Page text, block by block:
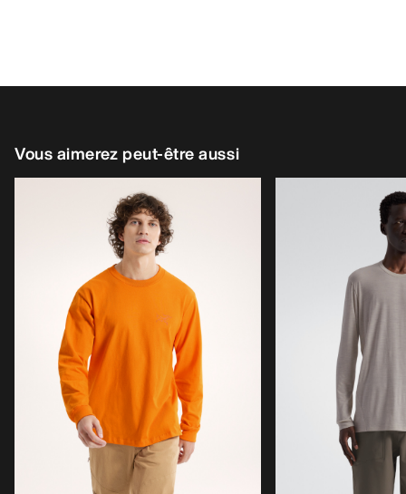
Vous aimerez peut-être aussi